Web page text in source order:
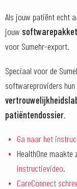
Als jouw patiënt echt
jouw softwarepakket
voor Sumehr-export.
Speciaal voor de
softwareproviders
patiëntendossier.
Ga naar het
HealthOne maakte
instructievideo.
CareConnect